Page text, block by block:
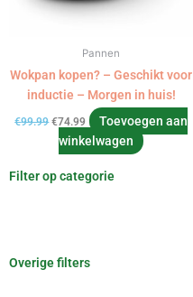
Filter op categorie
Overige filters
Pannen
Wokpan kopen? – Geschikt voor
inductie – Morgen in huis!
€99.99 €74.99
Toevoegen aan
winkelwagen